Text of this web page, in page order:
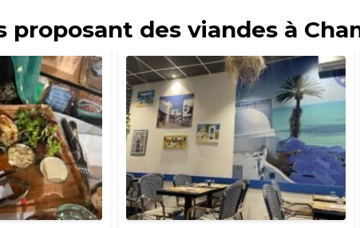
des viandes à